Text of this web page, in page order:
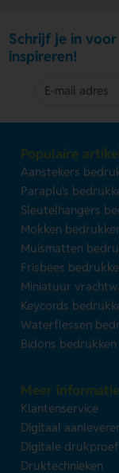
Schrijf je in
inspireren!
Populaire
Aanstekers
Paraplu's
Sleutelhangers
Mokken
Muismatten
Frisbees
Miniatuur
Keycords
Waterflessen
Bidons bedrukken
Meer informatie
Klantenservice
Digitaal
Digitale drukproef
Druktechnieken